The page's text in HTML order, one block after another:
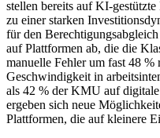
stellen bereits auf KI-
zu einer starken
für den
auf Plattformen ab, die die
manuelle Fehler um fast 48
Geschwindigkeit in
als 42 % der KMU auf
ergeben sich neue
Plattformen, die auf kleinere